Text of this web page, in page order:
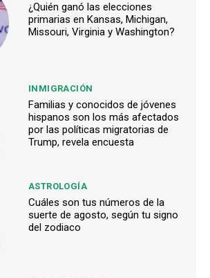
¿Quién ganó las elecciones
primarias en Kansas, Michigan,
Missouri, Virginia y Washington?
INMIGRACIÓN
Familias y conocidos de jóvenes
hispanos son los más afectados
por las políticas migratorias de
Trump, revela encuesta
ASTROLOGÍA
Cuáles son tus números de la
suerte de agosto, según tu signo
del zodiaco